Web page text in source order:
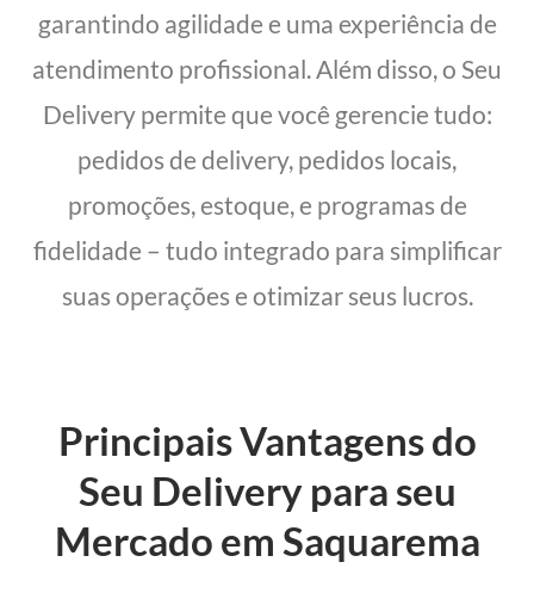
garantindo agilidade e uma experiência de
atendimento profissional. Além disso, o Seu
Delivery permite que você gerencie tudo:
pedidos de delivery, pedidos locais,
promoções, estoque, e programas de
fidelidade – tudo integrado para simplificar
suas operações e otimizar seus lucros.
Principais Vantagens do
Seu Delivery para seu
Mercado em Saquarema